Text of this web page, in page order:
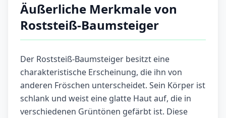
Äußerliche Merkmale von
Roststeiß-Baumsteiger
Der Roststeiß-Baumsteiger besitzt eine
charakteristische Erscheinung, die ihn von
anderen Fröschen unterscheidet. Sein Körper ist
schlank und weist eine glatte Haut auf, die in
verschiedenen Grüntönen gefärbt ist. Diese